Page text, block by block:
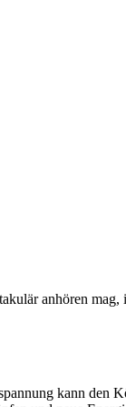
anhören mag,
kann den